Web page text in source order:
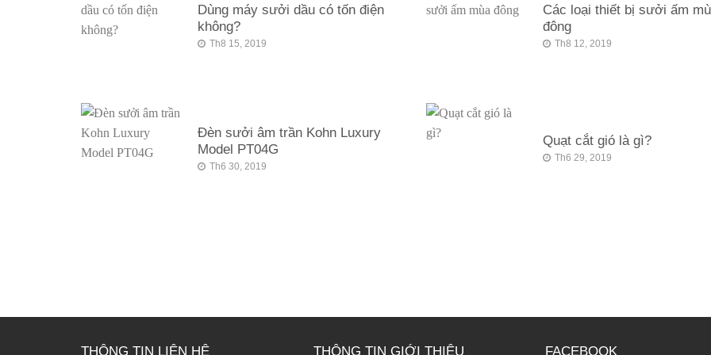
Dùng máy sưởi dầu có tốn điện
không?
Th8 15, 2019
Các loại thiết bị sưởi ấm
đông
Th8 12, 2019
Đèn sưởi âm trần Kohn Luxury
Model PT04G
Th6 30, 2019
Quạt cắt gió là gì?
Th6 29, 2019
THÔNG TIN LIÊN HỆ THÔNG TIN GIỚI THIỆU FACEBOOK